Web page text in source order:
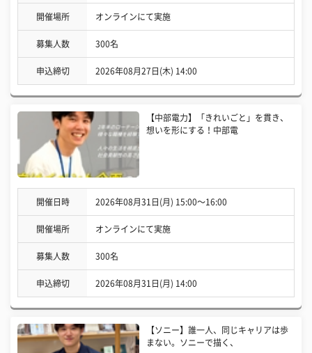
開催場所 オンラインにて実施
募集人数 300名
申込締切 2026年08月27日(木) 14:00
【中部電力】「きれいごと」を貫き、
想いを形にする！中部電
開催日時 2026年08月31日(月) 15:00〜16:00
開催場所 オンラインにて実施
募集人数 300名
申込締切 2026年08月31日(月) 14:00
【ソニー】誰一人、同じキャリアは歩
まない。ソニーで描く、